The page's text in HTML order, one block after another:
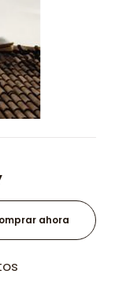
ahora